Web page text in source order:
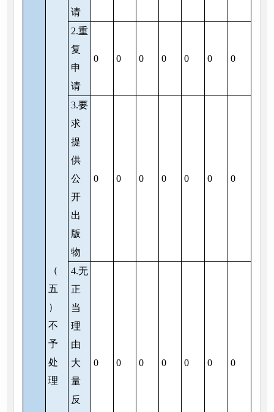
（
五
）
不
予
处
理
请
2.重
复
申
请
0 0 0 0 0 0 0
3.要
求
提
供
公
开
出
版
物
0 0 0 0 0 0 0
4.无
正
当
理
由
大
量
反
0 0 0 0 0 0 0